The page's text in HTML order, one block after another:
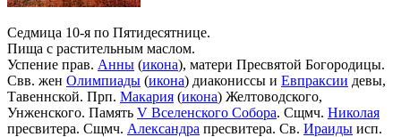
Седмица 10-я по Пятидесятнице.
Пища с растительным маслом.
Успение прав. Анны (икона), матери Пресвятой Богородицы.
Свв. жен Олимпиады (икона) диакониссы и Евпраксии девы,
Тавеннской. Прп. Макария (икона) Желтоводского,
Унженского. Память V Вселенского Собора. Сщмч. Николая
пресвитера. Сщмч. Александра пресвитера. Св. Ираиды исп.